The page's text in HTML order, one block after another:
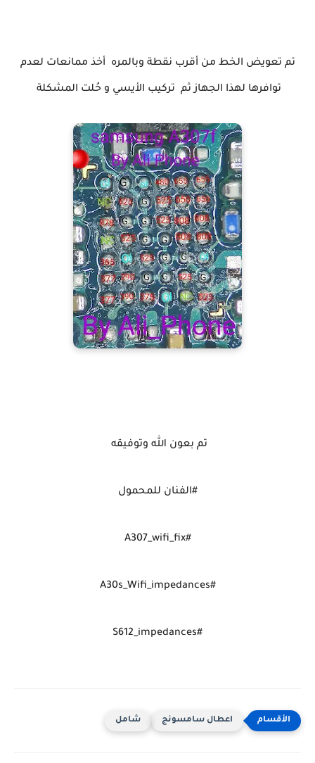
تم تعويض الخط من أقرب نقطة وبالمره أخذ ممانعات لعدم
توافرها لهذا الجهاز ثم تركيب الأيسي و حُلت المشكلة
تم بعون الله وتوفيقه
#الفنان للمحمول
#A307_wifi_fix
#A30s_Wifi_impedances
#S612_impedances
اعطال سامسونج شامل